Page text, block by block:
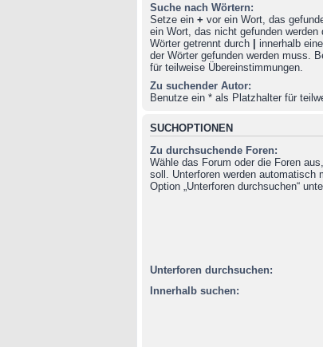
Suche nach Wörtern:
Setze ein + vor ein Wort, das
ein Wort, das nicht gefunden werden
Wörter getrennt durch
innerhalb
der Wörter gefunden werden muss.
für teilweise Übereinstimmungen.
Zu suchender Autor:
Benutze ein * als Platzhalter für
SUCHOPTIONEN
Zu durchsuchende Foren:
Wähle das Forum oder die Foren
soll. Unterforen werden automatisch
Option „Unterforen durchsuchen“
Unterforen durchsuchen:
Innerhalb suchen: